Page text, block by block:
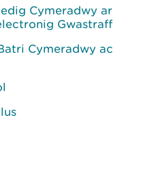
Cymeradwy ar
Gwastraff
Cymeradwy ac